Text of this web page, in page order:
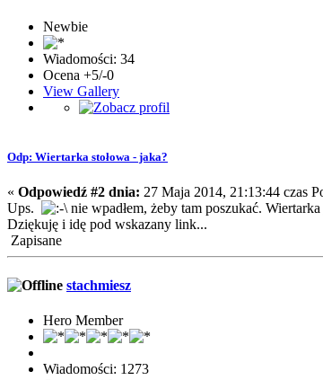
Newbie
Wiadomości: 34
Ocena +5/-0
View Gallery
Odp: Wiertarka stołowa - jaka?
« Odpowiedź #2 dnia: 27 Maja 2014, 21:13:44 czas
Ups.
nie wpadłem, żeby tam poszukać.
Dziękuję i idę pod wskazany link...
Zapisane
stachmiesz
Hero Member
Wiadomości: 1273